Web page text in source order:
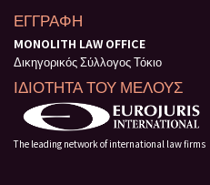
ΕΓΓΡΑΦΗ
MONOLITH LAW OFFICE
Δικηγορικός Σύλλογος Τόκιο
ΙΔΙΟΤΗΤΑ ΤΟΥ ΜΕΛΟΥΣ
The leading network of international law firms